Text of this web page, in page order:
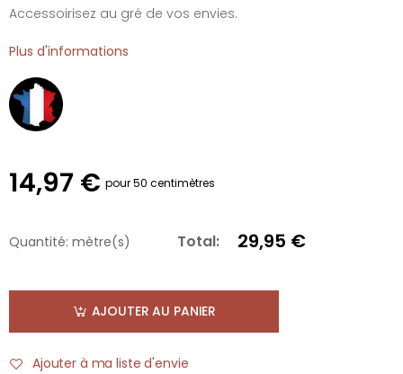
Accessoirisez au gré de vos envies.
Plus d'informations
14,97 € pour 50 centimètres
Quantité: mètre(s) Total: 29,95 €
AJOUTER AU PANIER
Ajouter à ma liste d'envie